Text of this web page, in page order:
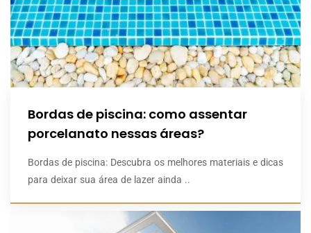
Bordas de piscina: como assentar
porcelanato nessas áreas?
Bordas de piscina: Descubra os melhores materiais e dicas
para deixar sua área de lazer ainda ..